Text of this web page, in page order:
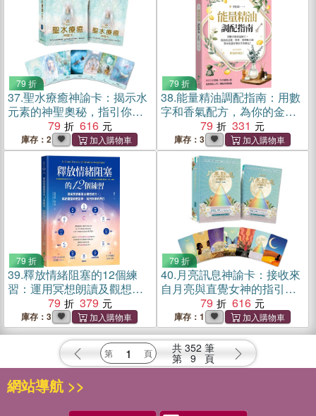
79 折
37.聖水療癒神諭卡：揭示水
元素的神聖奧秘，指引你迎
接生命中的轉化、豐盛與喜
79 616
庫存：2
79 折
38.能量精油調配指南：用數
字和香氣配方，為你的金
錢、事業、愛情和人緣帶來
無盡好運的芳香療法！
79 331
庫存：3
79 折
39.釋放情緒阻塞的12個練
習：運用冥想朗讀及觀想技
巧，就能重塑細胞記憶，找
回快樂的自己
79 379
庫存：3
79 折
40.月亮訊息神諭卡：接收來
自月亮與直覺女神的指引，
為你的生活創造巨大的改變
79 616
庫存：1
共 352 筆
第 9 頁
網站導航 >>